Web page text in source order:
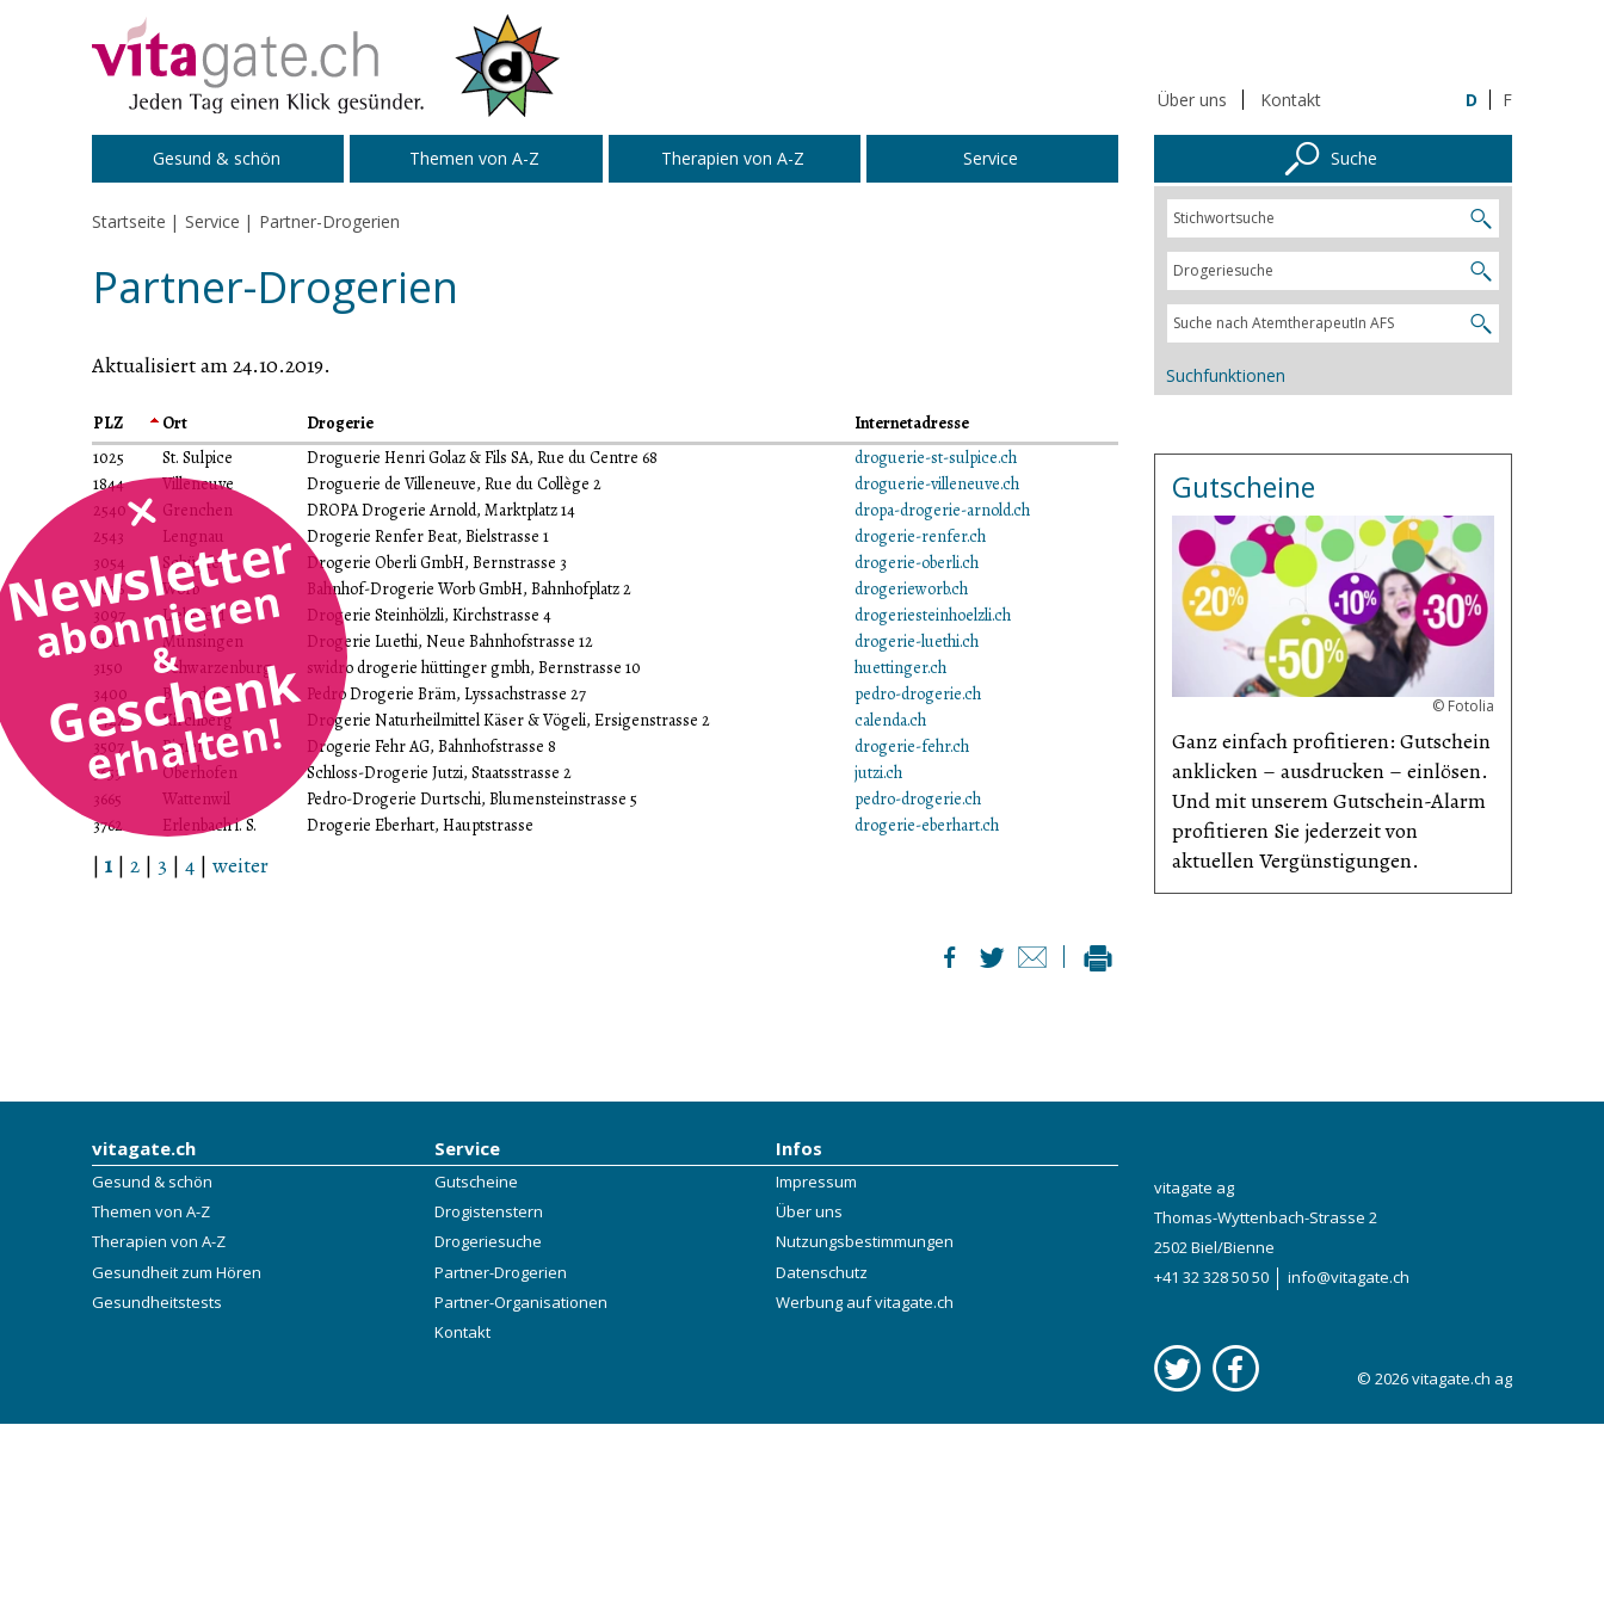
Newsletter
abonnieren
&
Geschenk
erhalten!
Über uns Kontakt D F
Gesund & schön Themen von A-Z Therapien von A-Z Service
Startseite Service Partner-Drogerien
Partner-Drogerien
Aktualisiert am 24.10.2019.
PLZ Ort Drogerie
Internetadresse
1025
St. Sulpice Droguerie Henri Golaz & Fils SA, Rue du Centre 68
droguerie-st-sulpice.ch
1844
Villeneuve Droguerie de Villeneuve, Rue du Collège 2
droguerie-villeneuve.ch
2540
Grenchen DROPA Drogerie Arnold, Marktplatz 14
dropa-drogerie-arnold.ch
2543
Lengnau Drogerie Renfer Beat, Bielstrasse 1
drogerie-renfer.ch
3054
Schüpfen Drogerie Oberli GmbH, Bernstrasse 3
drogerie-oberli.ch
3076
Worb Bahnhof-Drogerie Worb GmbH, Bahnhofplatz 2
drogerieworb.ch
3097
Liebefeld Drogerie Steinhölzli, Kirchstrasse 4
drogeriesteinhoelzli.ch
3110
Münsingen Drogerie Luethi, Neue Bahnhofstrasse 12
drogerie-luethi.ch
3150
Schwarzenburg swidro drogerie hüttinger gmbh, Bernstrasse 10
huettinger.ch
3400
Burgdorf Pedro Drogerie Bräm, Lyssachstrasse 27
pedro-drogerie.ch
3422
Kirchberg Drogerie Naturheilmittel Käser & Vögeli, Ersigenstrasse 2
calenda.ch
3507
Biglen Drogerie Fehr AG, Bahnhofstrasse 8
drogerie-fehr.ch
3653
Oberhofen Schloss-Drogerie Jutzi, Staatsstrasse 2
jutzi.ch
3665
Wattenwil Pedro-Drogerie Durtschi, Blumensteinstrasse 5
pedro-drogerie.ch
3762
Erlenbach i. S. Drogerie Eberhart, Hauptstrasse drogerie-eberhart.ch
| 1 | 2 | 3 | 4 | weiter
Suche
Suchfunktionen
Gutscheine
© Fotolia
Ganz einfach profitieren: Gutschein
anklicken – ausdrucken – einlösen.
Und mit unserem Gutschein-Alarm
profitieren Sie jederzeit von
aktuellen Vergünsti­gungen.
vitagate.ch
Gesund & schön
Themen von A-Z
Therapien von A-Z
Gesundheit zum Hören
Gesundheitstests
Service
Gutscheine
Drogistenstern
Drogeriesuche
Partner-Drogerien
Partner-Organisationen
Kontakt
Infos
Impressum
Über uns
Nutzungsbestimmungen
Datenschutz
Werbung auf vitagate.ch
vitagate ag
Thomas-Wyttenbach-Strasse 2
2502 Biel/Bienne
+41 32 328 50 50
info@vitagate.ch
© 2026vitagate.ch ag